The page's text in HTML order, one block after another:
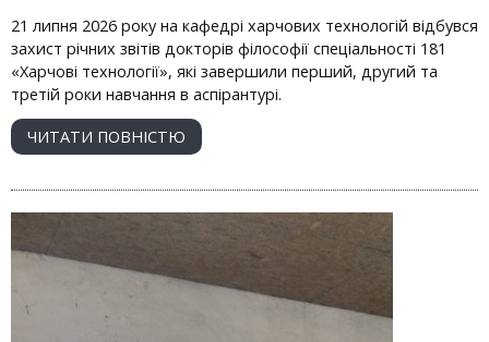
21 липня 2026 року на кафедрі харчових технологій відбувся
захист річних звітів докторів філософії спеціальності 181
«Харчові технології», які завершили перший, другий та
третій роки навчання в аспірантурі.
ЧИТАТИ ПОВНІСТЮ